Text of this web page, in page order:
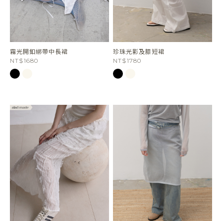
霧光開釦綁帶中長裙
NT$1680
珍珠光影及膝短裙
NT$1780